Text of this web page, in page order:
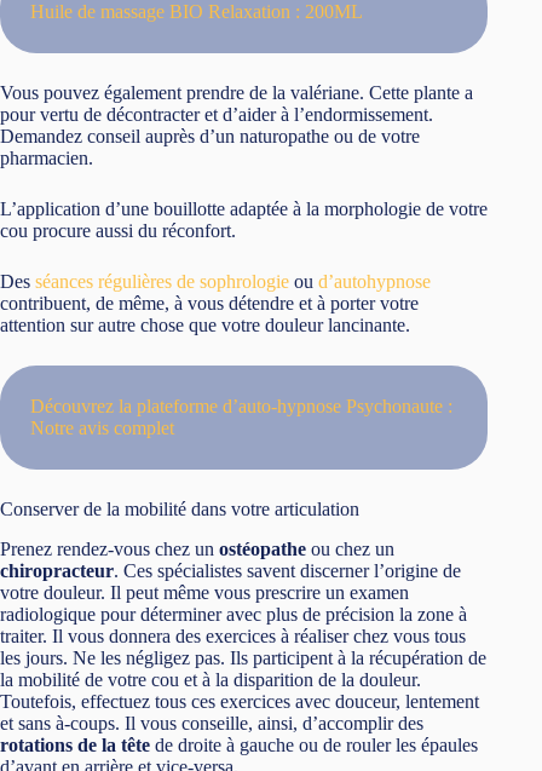
Huile de massage BIO Relaxation : 200ML
Vous pouvez également prendre de la valériane. Cette plante a
pour vertu de décontracter et d’aider à l’endormissement.
Demandez conseil auprès d’un naturopathe ou de votre
pharmacien.
L’application d’une bouillotte adaptée à la morphologie de votre
cou procure aussi du réconfort.
Des séances régulières de sophrologie ou d’autohypnose
contribuent, de même, à vous détendre et à porter votre
attention sur autre chose que votre douleur lancinante.
Découvrez la plateforme d’auto-hypnose Psychonaute :
Notre avis complet
Conserver de la mobilité dans votre articulation
Prenez rendez-vous chez un ostéopathe ou chez un
chiropracteur. Ces spécialistes savent discerner l’origine de
votre douleur. Il peut même vous prescrire un examen
radiologique pour déterminer avec plus de précision la zone à
traiter. Il vous donnera des exercices à réaliser chez vous tous
les jours. Ne les négligez pas. Ils participent à la récupération de
la mobilité de votre cou et à la disparition de la douleur.
Toutefois, effectuez tous ces exercices avec douceur, lentement
et sans à-coups. Il vous conseille, ainsi, d’accomplir des
rotations de la tête de droite à gauche ou de rouler les épaules
d’avant en arrière et vice-versa.